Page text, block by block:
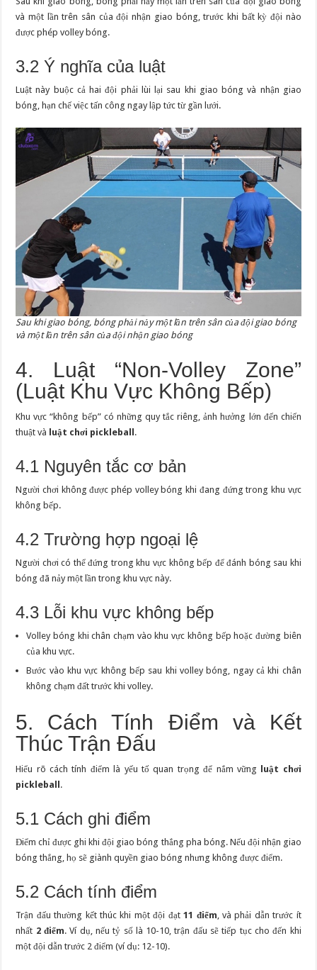
và một lần trên sân của đội nhận giao bóng, trước khi bất kỳ đội nào
được phép volley bóng.
3.2 Ý nghĩa của luật
Luật này buộc cả hai đội phải lùi lại sau khi giao bóng và nhận giao
bóng, hạn chế việc tấn công ngay lập tức từ gần lưới.
Sau khi giao bóng, bóng phải nảy một lần trên sân của đội giao bóng
và một lần trên sân của đội nhận giao bóng
4. Luật “Non-Volley Zone”
(Luật Khu Vực Không Bếp)
Khu vực “không bếp” có những quy tắc riêng, ảnh hưởng lớn đến chiến
thuật và luật chơi pickleball .
4.1 Nguyên tắc cơ bản
Người chơi không được phép volley bóng khi đang đứng trong khu vực
không bếp.
4.2 Trường hợp ngoại lệ
Người chơi có thể đứng trong khu vực không bếp để đánh bóng sau khi
bóng đã nảy một lần trong khu vực này.
4.3 Lỗi khu vực không bếp
Volley bóng khi chân chạm vào khu vực không bếp hoặc đường biên
của khu vực.
Bước vào khu vực không bếp sau khi volley bóng, ngay cả khi chân
không chạm đất trước khi volley.
5. Cách Tính Điểm và Kết
Thúc Trận Đấu
Hiểu rõ cách tính điểm là yếu tố quan trọng để nắm vững
luật chơi
pickleball .
5.1 Cách ghi điểm
Điểm chỉ được ghi khi đội giao bóng thắng pha bóng. Nếu đội nhận giao
bóng thắng, họ sẽ giành quyền giao bóng nhưng không được điểm.
5.2 Cách tính điểm
Trận đấu thường kết thúc khi một đội đạt11 điểm, và phải dẫn trước ít
nhất 2 điểm. Ví dụ, nếu tỷ số là 10-10, trận đấu sẽ tiếp tục cho đến khi
một đội dẫn trước 2 điểm (ví dụ: 12-10).